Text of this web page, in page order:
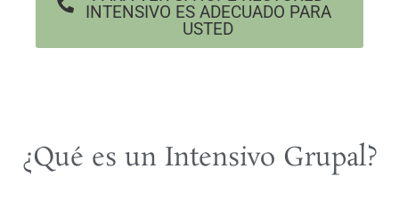
INTENSIVO ES ADECUADO PARA
USTED
¿Qué es un Intensivo Grupal?